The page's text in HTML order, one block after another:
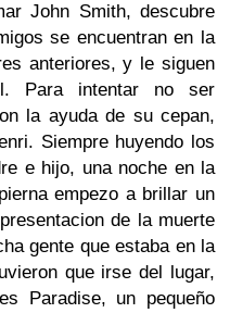
John Smith, descubre
se encuentran en la
anteriores, y le siguen
Para intentar no ser
la ayuda de su cepan,
Siempre huyendo los
e hijo, una noche en la
empezo a brillar un
de la muerte
gente que estaba en la
que irse del lugar,
Paradise, un pequeño